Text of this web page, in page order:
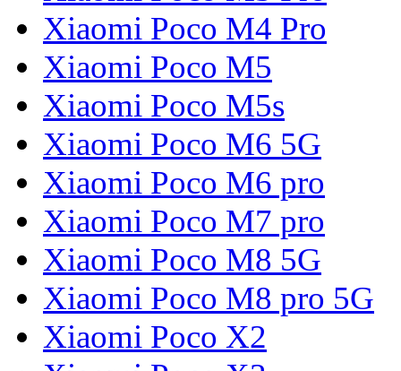
Xiaomi Poco M4 Pro
Xiaomi Poco M5
Xiaomi Poco M5s
Xiaomi Poco M6 5G
Xiaomi Poco M6 pro
Xiaomi Poco M7 pro
Xiaomi Poco M8 5G
Xiaomi Poco M8 pro 5G
Xiaomi Poco X2